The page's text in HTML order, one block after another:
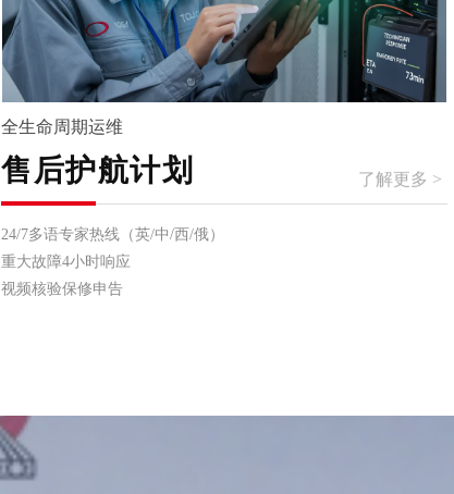
全生命周期运维
售后护航计划
24/7多语专家热线（英/中/西/俄）
重大故障4小时响应
视频核验保修申告